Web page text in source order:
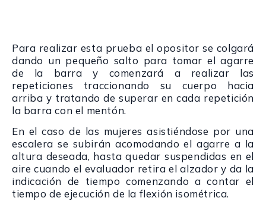
Para realizar esta prueba el opositor se colgará
dando un pequeño salto para tomar el agarre
de la barra y comenzará a realizar las
repeticiones traccionando su cuerpo hacia
arriba y tratando de superar en cada repetición
la barra con el mentón.
En el caso de las mujeres asistiéndose por una
escalera se subirán acomodando el agarre a la
altura deseada, hasta quedar suspendidas en el
aire cuando el evaluador retira el alzador y da la
indicación de tiempo comenzando a contar el
tiempo de ejecución de la flexión isométrica.